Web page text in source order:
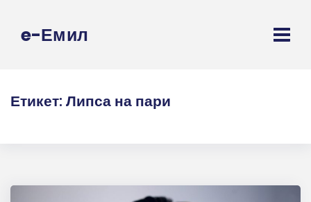
e-Емил
Етикет: Липса на пари